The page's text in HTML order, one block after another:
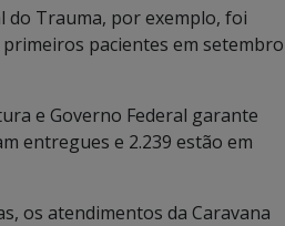
do Trauma, por exemplo, foi
pacientes em setembro
e Governo Federal garante
entregues e 2.239 estão em
os atendimentos da Caravana